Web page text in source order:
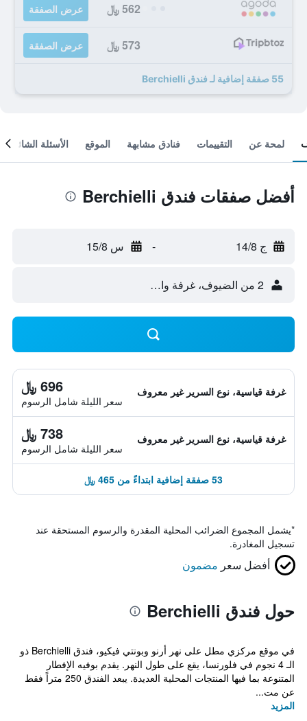
562 ﷼ عرض الصفقة
573 ﷼ عرض الصفقة
55 صفقة إضافية لـ فندق Berchielli
لمحة عن التقييمات فنادق مشابهة الموقع الأسئلة الشائعة
أفضل صفقات فندق Berchielli
ج 14/8 - س 15/8
2 من الضيوف، غرفة واحدة
غرفة قياسية، نوع السرير غير معروف 696 ﷼
سعر الليلة شامل الرسوم
غرفة قياسية، نوع السرير غير معروف 738 ﷼
سعر الليلة شامل الرسوم
53 صفقة إضافية ابتداءً من 465 ﷼
*يشمل المجموع الضرائب المحلية المقدرة والرسوم المستحقة عند
تسجيل المغادرة.
أفضل سعر مضمون
حول فندق Berchielli
في موقع مركزي مطل على نهر أرنو وبونتي فيكيو، فندق Berchielli ذو
الـ 4 نجوم في فلورنسا، يقع على طول النهر. يقدم بوفيه الإفطار
المتنوعة بما فيها المنتجات المحلية العديدة. يبعد الفندق 250 متراً فقط
عن مت...
المزيد